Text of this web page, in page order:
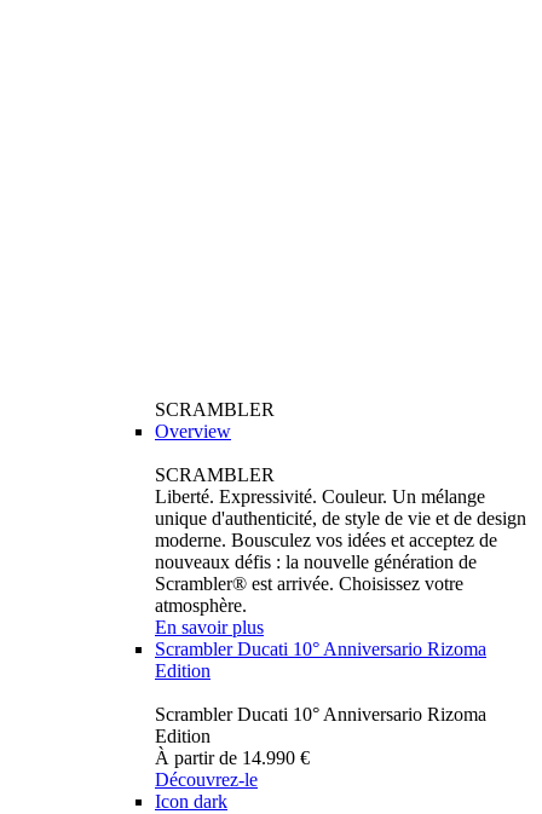
SCRAMBLER
Overview
SCRAMBLER
Liberté. Expressivité. Couleur. Un mélange
unique d'authenticité, de style de vie et de design
moderne. Bousculez vos idées et acceptez de
nouveaux défis : la nouvelle génération de
Scrambler® est arrivée. Choisissez votre
atmosphère.
En savoir plus
Scrambler Ducati 10° Anniversario Rizoma
Edition
Scrambler Ducati 10° Anniversario Rizoma
Edition
À partir de 14.990 €
Découvrez-le
Icon dark